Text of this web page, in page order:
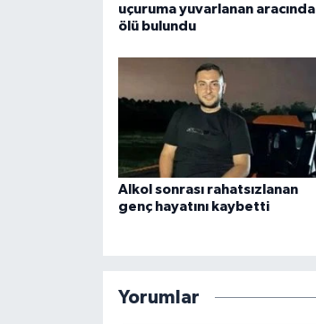
uçuruma yuvarlanan aracında
ölü bulundu
Alkol sonrası rahatsızlanan
genç hayatını kaybetti
Yorumlar